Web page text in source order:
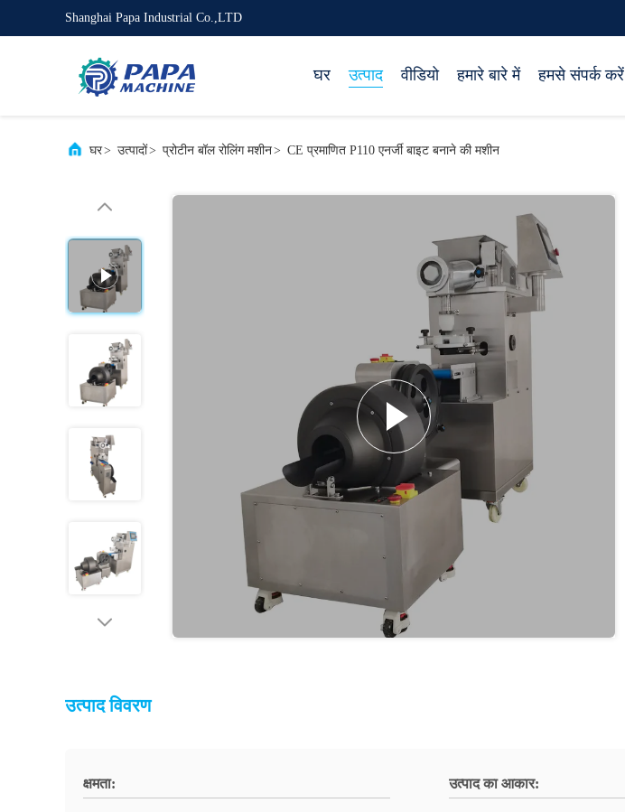
Shanghai Papa Industrial Co.,LTD
घर उत्पाद वीडियो हमारे बारे में हमसे संपर्क करें
घर> उत्पादों> प्रोटीन बॉल रोलिंग मशीन> CE प्रमाणित P110 एनर्जी बाइट बनाने की मशीन
उत्पाद विवरण
क्षमता: उत्पाद का आकार: